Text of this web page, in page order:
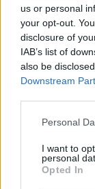
us or personal
your opt-out.
disclosure of
IAB’s list of
also be
Downstream
Personal
I want to
personal
Opted In
Irán újabb
Hormuzi-szoros